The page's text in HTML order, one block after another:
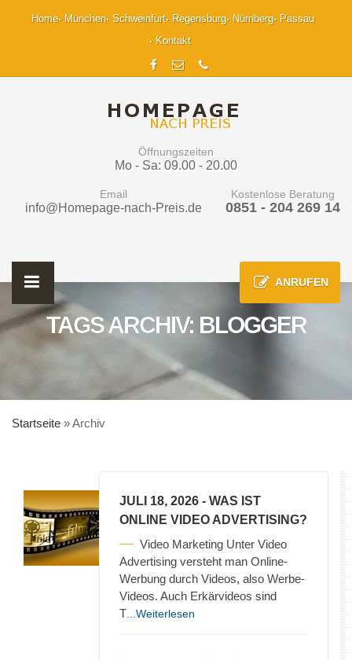
Home München Schweinfurt Regensburg Nürnberg
Passau
Kontakt
Öffnungszeiten
Mo - Sa: 09.00 - 20.00
Email
info@Homepage-nach-Preis.de
Kostenlose Beratung
0851 - 204 269 14
ANRUFEN
TAGS ARCHIV: BLOGGER
Startseite »Archiv
JULI 18, 2026 - WAS IST
ONLINE VIDEO ADVERTISING?
Video Marketing Unter Video
Advertising versteht man Online-
Werbung durch Videos, also Werbe-
Videos. Auch Erkärvideos sind
T ...Weiterlesen